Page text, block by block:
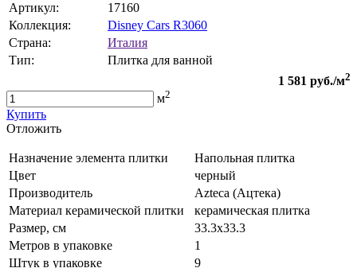
Артикул:
17160
Коллекция:
Disney Cars R3060
Страна:
Италия
Тип:
Плитка для ванной
1 581 руб./м2
м2
Купить
Oтложить
Назначение элемента плитки
Напольная плитка
Цвет
черный
Производитель
Azteca (Ацтека)
Материал керамической плитки
керамическая плитка
Размер, см
33.3х33.3
Метров в упаковке
1
Штук в упаковке
9